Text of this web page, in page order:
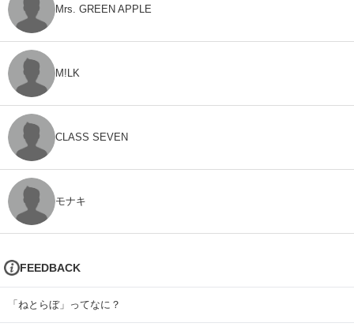
Mrs. GREEN APPLE
M!LK
CLASS SEVEN
モナキ
FEEDBACK
「ねとらぼ」ってなに？